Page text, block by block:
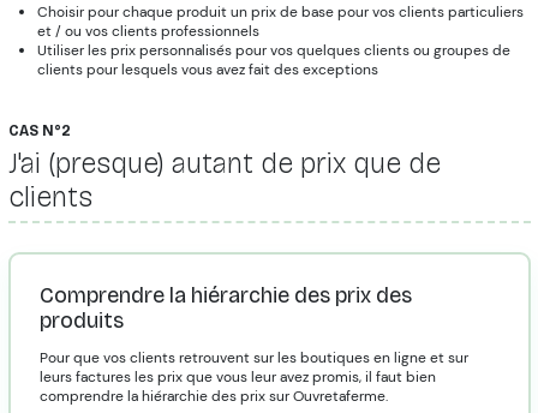
Choisir pour chaque produit un prix de base pour vos clients particuliers
et / ou vos clients professionnels
Utiliser les prix personnalisés pour vos quelques clients ou groupes de
clients pour lesquels vous avez fait des exceptions
CAS N°2
J'ai (presque) autant de prix que de
clients
Comprendre la hiérarchie des prix des
produits
Pour que vos clients retrouvent sur les boutiques en ligne et sur
leurs factures les prix que vous leur avez promis, il faut bien
comprendre la hiérarchie des prix sur Ouvretaferme.